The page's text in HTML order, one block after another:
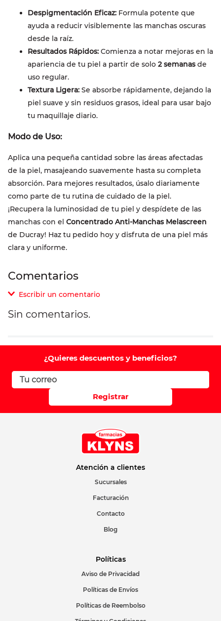
Despigmentación Eficaz: Formula potente que
ayuda a reducir visiblemente las manchas oscuras
desde la raíz.
Resultados Rápidos: Comienza a notar mejoras en la
apariencia de tu piel a partir de solo 2 semanasde
uso regular.
Textura Ligera: Se absorbe rápidamente, dejando la
piel suave y sin residuos grasos, ideal para usar bajo
tu maquillaje diario.
Modo de Uso:
Aplica una pequeña cantidad sobre las áreas afectadas
de la piel, masajeando suavemente hasta su completa
absorción. Para mejores resultados, úsalo diariamente
como parte de tu rutina de cuidado de la piel.
¡Recupera la luminosidad de tu piel y despídete de las
manchas con el Concentrado Anti-Manchas Melascreen
de Ducray! Haz tu pedido hoy y disfruta de una piel más
clara y uniforme.
Comentarios
Escribir un comentario
Comentario
Califique el producto de 1 a 5 estrellas
Correo electrónico
ENVIAR COMENTARIO
Sin comentarios.
¿Quieres descuentos y beneficios?
Registrar
Atención a clientes
Sucursales
Facturación
Contacto
Blog
Políticas
Aviso de Privacidad
Políticas de Envíos
Políticas de Reembolso